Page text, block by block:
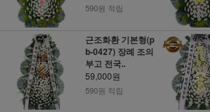
590원 적립
근조화환 기본형(p
b-0427) 장례 조의
부고 전국..
59,000원
590원 적립